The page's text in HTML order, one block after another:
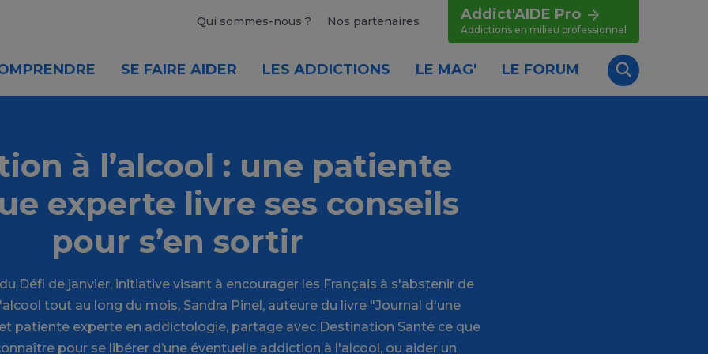
Qui sommes-nous ? Nos partenaires Addict'AIDE Pro
Addictions en milieu professionnel
SE FAIRE AIDER LES ADDICTIONS LE MAG' LE FORUM
Recherche
à l’alcool : une patiente
experte livre ses conseils
pour s’en sortir
Défi de janvier, initiative visant à encourager les Français à s'abstenir de
tout au long du mois, Sandra Pinel, auteure du livre "Journal d'une
patiente experte en addictologie, partage avec Destination Santé ce que
pour se libérer d’une éventuelle addiction à l'alcool, ou aider un